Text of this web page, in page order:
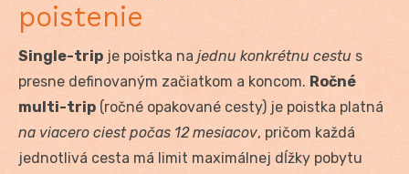
poistenie
Single-trip je poistka na jednu konkrétnu cestu s
presne definovaným začiatkom a koncom. Ročné
multi-trip (ročné opakované cesty) je poistka platná
na viacero ciest počas 12 mesiacov, pričom každá
jednotlivá cesta má limit maximálnej dĺžky pobytu